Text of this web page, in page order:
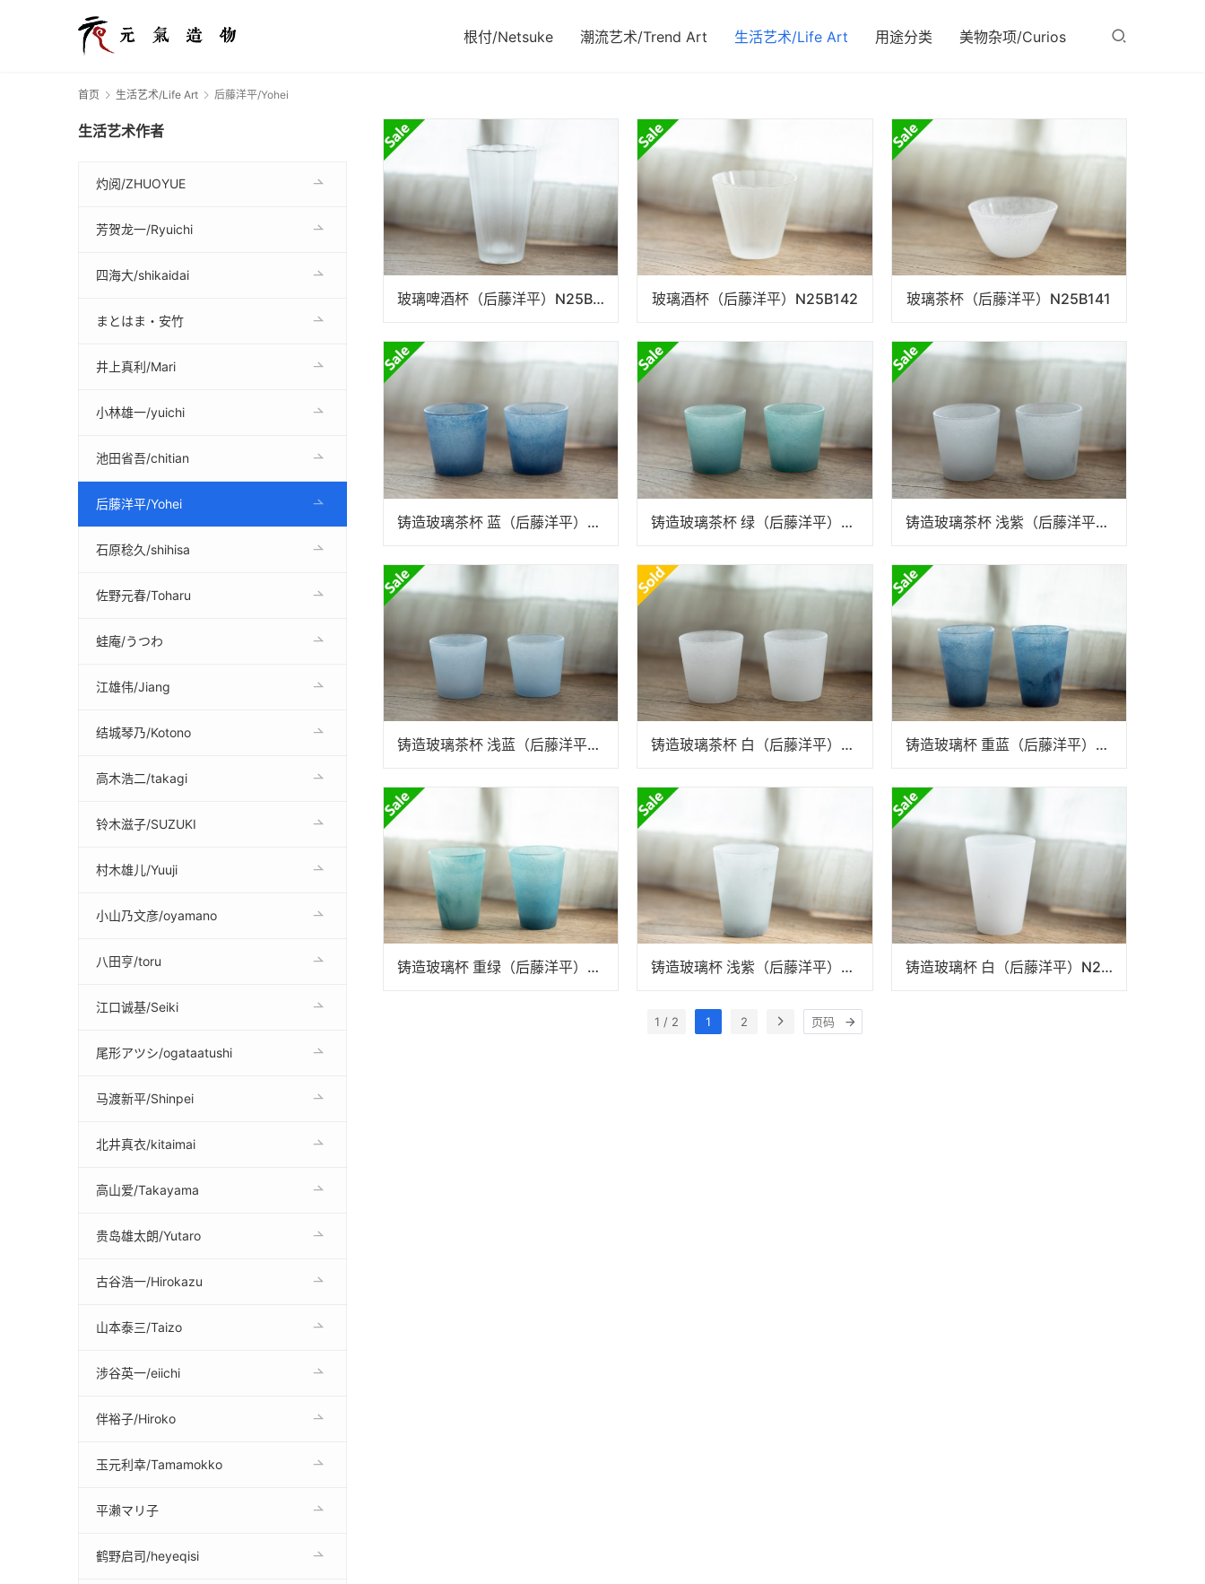
根付/Netsuke 潮流艺术/Trend Art 生活艺术/Life Art 用途分类 美物杂项/Curios
首页 生活艺术/Life Art 后藤洋平/Yohei
玻璃啤酒杯（后藤洋平）N25B143 玻璃酒杯（后藤洋平）N25B142 玻璃茶杯（后藤洋平）N25B141
铸造玻璃茶杯 蓝（后藤洋平）N25B140 铸造玻璃茶杯 绿（后藤洋平）N25B140 铸造玻璃茶杯 浅紫（后藤洋平）N25B140
铸造玻璃茶杯 浅蓝（后藤洋平）N25B140 铸造玻璃茶杯 白（后藤洋平）N25B140 铸造玻璃杯 重蓝（后藤洋平）N25B139
铸造玻璃杯 重绿（后藤洋平）N25B139 铸造玻璃杯 浅紫（后藤洋平）N25B139 铸造玻璃杯 白（后藤洋平）N25B139
1 / 2 1 2
生活艺术作者
灼阅/ZHUOYUE
芳贺龙一/Ryuichi
四海大/shikaidai
まとはま・安竹
井上真利/Mari
小林雄一/yuichi
池田省吾/chitian
后藤洋平/Yohei
石原稔久/shihisa
佐野元春/Toharu
蛙庵/うつわ
江雄伟/Jiang
结城琴乃/Kotono
高木浩二/takagi
铃木滋子/SUZUKI
村木雄儿/Yuuji
小山乃文彦/oyamano
八田亨/toru
江口诚基/Seiki
尾形アツシ/ogataatushi
马渡新平/Shinpei
北井真衣/kitaimai
高山爱/Takayama
贵岛雄太朗/Yutaro
古谷浩一/Hirokazu
山本泰三/Taizo
涉谷英一/eiichi
伴裕子/Hiroko
玉元利幸/Tamamokko
平濑マリ子
鹤野启司/heyeqisi